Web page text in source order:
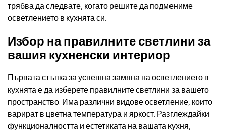
трябва да следвате, когато решите да подмениме
осветлението в кухнята си.
Избор на правилните светлини за
вашия кухненски интериор
Първата стъпка за успешна замяна на осветлението в
кухнята е да изберете правилните светлини за вашето
пространство. Има различни видове осветление, които
варират в цветна температура и яркост. Разглеждайки
функционалността и естетиката на вашата кухня,